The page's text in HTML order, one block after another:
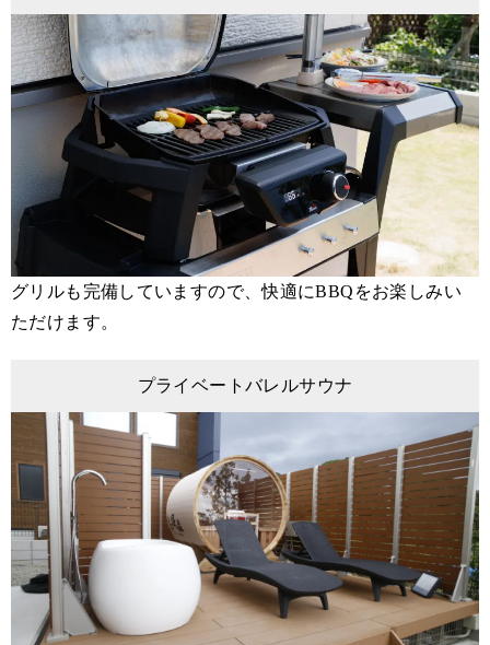
グリルも完備していますので、快適にBBQをお楽しみい
ただけます。
プライベートバレルサウナ